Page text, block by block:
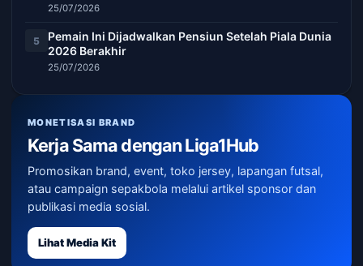
25/07/2026
5
Pemain Ini Dijadwalkan Pensiun Setelah Piala Dunia
2026 Berakhir
25/07/2026
MONETISASI BRAND
Kerja Sama dengan Liga1Hub
Promosikan brand, event, toko jersey, lapangan futsal,
atau campaign sepakbola melalui artikel sponsor dan
publikasi media sosial.
Lihat Media Kit